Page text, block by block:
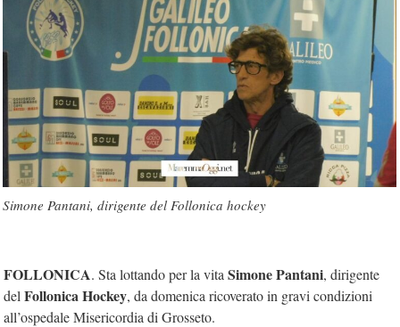
Simone Pantani, dirigente del Follonica hockey
FOLLONICA. Sta lottando per la vita Simone Pantani, dirigente
del Follonica Hockey, da domenica ricoverato in gravi condizioni
all’ospedale Misericordia di Grosseto.